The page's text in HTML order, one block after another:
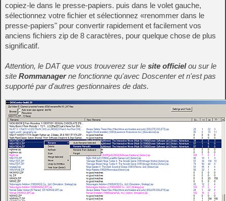
copiez-le dans le presse-papiers. puis dans le volet gauche,
sélectionnez votre fichier et sélectionnez «renommer dans le
presse-papiers" pour convertir rapidement et facilement vos
anciens fichiers zip de 8 caractères, pour quelque chose de plus
significatif.
Attention, le DAT que vous trouverez sur le site officielou sur le
site Rommanagerne fonctionne qu'avec Doscenter et n'est pas
supporté par d'autres gestionnaires de dats.